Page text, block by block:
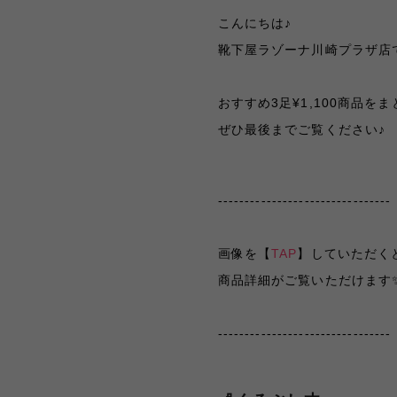
こんにちは♪
靴下屋ラゾーナ川崎プラザ
おすすめ3足¥1,100商品をま
ぜひ最後までご覧ください♪
--------------------------------
画像を【TAP】していただく
商品詳細がご覧いただけます
--------------------------------